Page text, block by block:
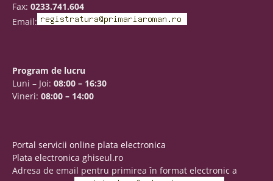
Fax: 0233.741.604
Email:
Program de lucru
Luni – Joi: 08:00 – 16:30
Vineri: 08:00 – 14:00
Portal servicii online plata electronica
Plata electronica ghiseul.ro
Adresa de email pentru primirea în format electronic a